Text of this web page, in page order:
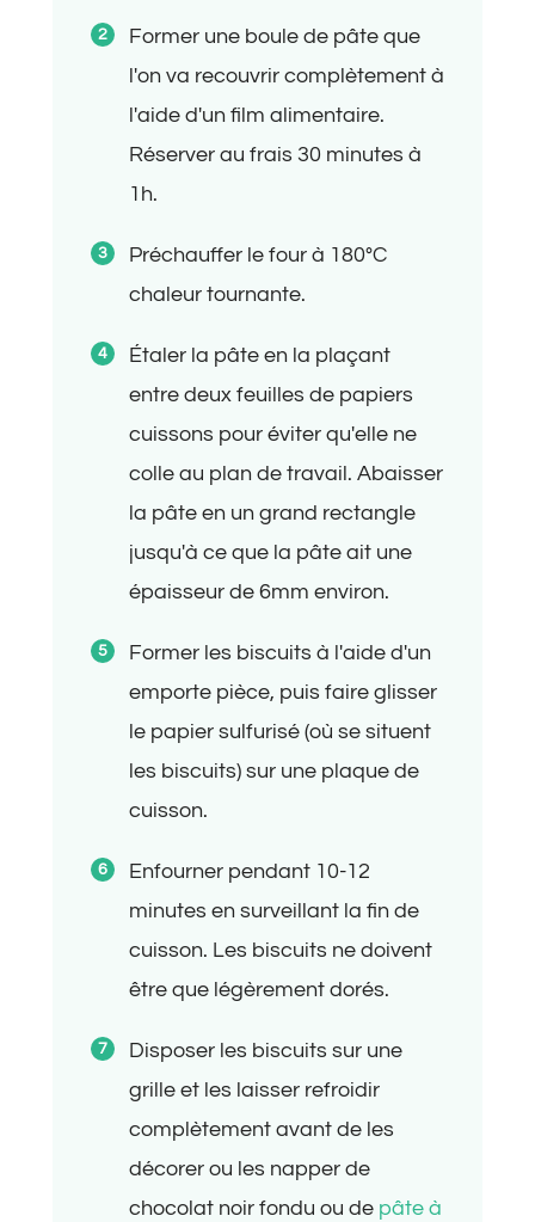
Former une boule de pâte que
l'on va recouvrir complètement à
l'aide d'un film alimentaire.
Réserver au frais 30 minutes à
1h.
Préchauffer le four à 180°C
chaleur tournante.
Étaler la pâte en la plaçant
entre deux feuilles de papiers
cuissons pour éviter qu'elle ne
colle au plan de travail. Abaisser
la pâte en un grand rectangle
jusqu'à ce que la pâte ait une
épaisseur de 6mm environ.
Former les biscuits à l'aide d'un
emporte pièce, puis faire glisser
le papier sulfurisé (où se situent
les biscuits) sur une plaque de
cuisson.
Enfourner pendant 10-12
minutes en surveillant la fin de
cuisson. Les biscuits ne doivent
être que légèrement dorés.
Disposer les biscuits sur une
grille et les laisser refroidir
complètement avant de les
décorer ou les napper de
chocolat noir fondu ou de pâte à